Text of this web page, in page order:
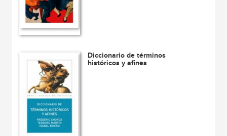
Diccionario de términos
históricos y afines